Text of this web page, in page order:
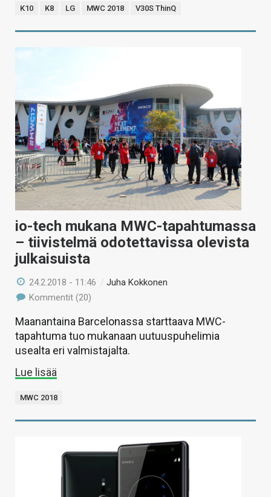
K10 K8 LG MWC 2018 V30S ThinQ
io-tech mukana MWC-tapahtumassa
– tiivistelmä odotettavissa olevista
julkaisuista
24.2.2018 - 11:46 /Juha Kokkonen
Kommentit (20)
Maanantaina Barcelonassa starttaava MWC-
tapahtuma tuo mukanaan uutuuspuhelimia
usealta eri valmistajalta.
Lue lisää
MWC 2018